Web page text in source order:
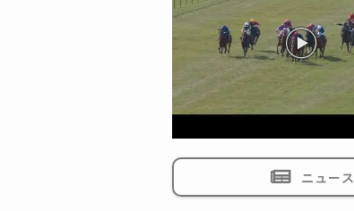
ニュース